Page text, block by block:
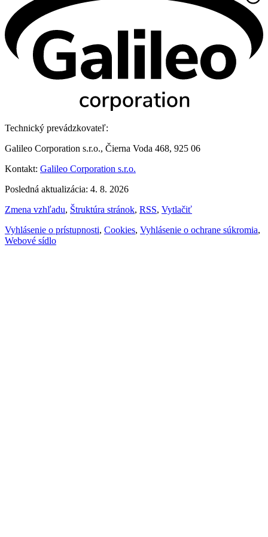
Technický prevádzkovateľ:
Galileo Corporation s.r.o., Čierna Voda 468, 925 06
Kontakt: Galileo Corporation s.r.o.
Posledná aktualizácia: 4. 8. 2026
Zmena vzhľadu, Štruktúra stránok, RSS, Vytlačiť
Vyhlásenie o prístupnosti, Cookies, Vyhlásenie o ochrane súkromia,
Webové sídlo